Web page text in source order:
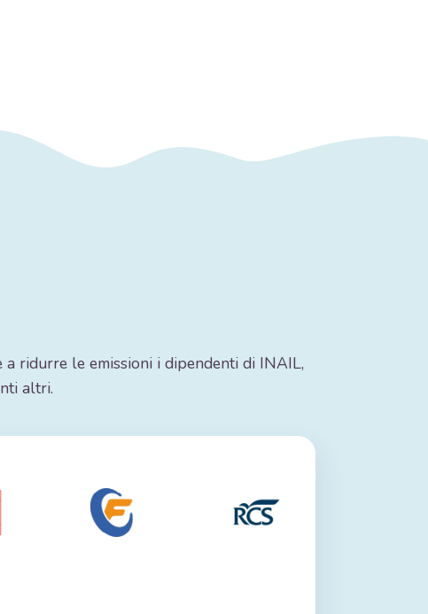
ridurre le emissioni i dipendenti di INAIL,
altri.